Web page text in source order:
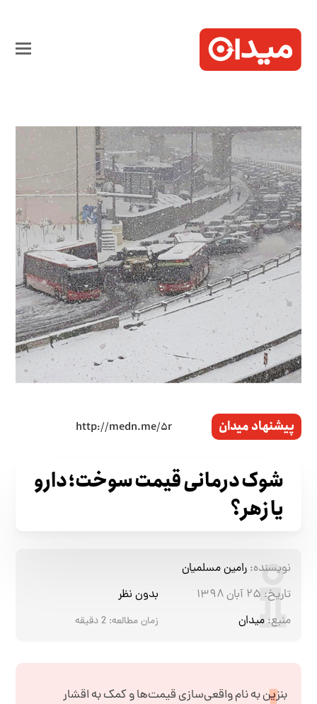
پیشنهاد میدان
شوک درمانی قیمت سوخت؛ دارو
یا زهر؟
نویسنده: رامین مسلمیان
تاریخ: ۲۵ آبان ۱۳۹۸
بدون نظر
منبع: میدان زمان مطالعه: 2دقیقه
بنزین به نام واقعی‌سازی قیمت‌ها و کمک به اقشار